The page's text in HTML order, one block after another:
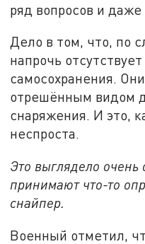
ряд вопросов и
Дело в том, что, по
напрочь
самосохранения.
отрешённым видом
снаряжения. И это,
неспроста.
Это выглядело
принимают что-то
снайпер.
Военный отметил,